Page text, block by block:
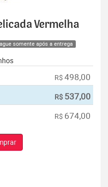
Vermelha
somente após a entrega
R$ 498,00
R$ 537,00
R$ 674,00